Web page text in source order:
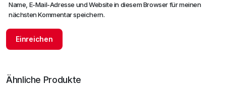
Name, E-Mail-Adresse und Website in diesem Browser für meinen
nächsten Kommentar speichern.
Ähnliche Produkte